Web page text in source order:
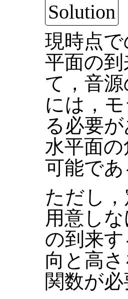
Solution
現時点で
平面の
て，音
には，
る必要
水平面
可能であ
ただし
用意し
の到来
向と高
関数が必